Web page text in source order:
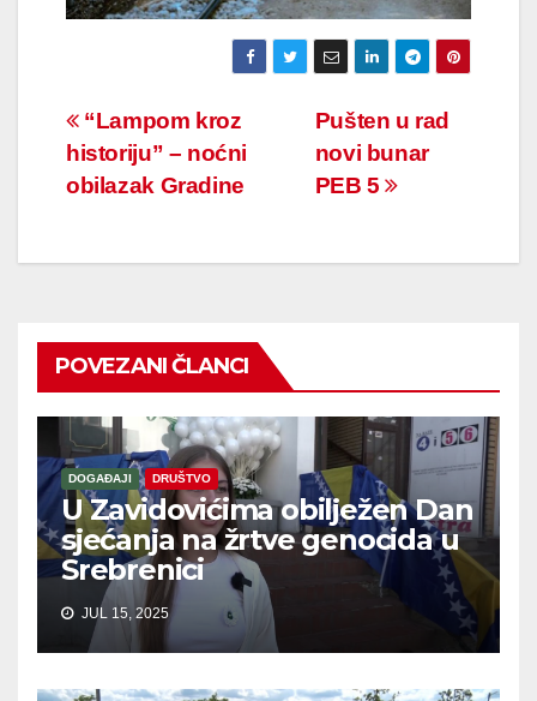
Navigacija
članaka
Pušten u rad
novi bunar
PEB 5
“Lampom kroz
historiju” – noćni
obilazak Gradine
POVEZANI ČLANCI
DOGAĐAJI DRUŠTVO
U Zavidovićima obilježen Dan
sjećanja na žrtve genocida u
Srebrenici
JUL 15, 2025